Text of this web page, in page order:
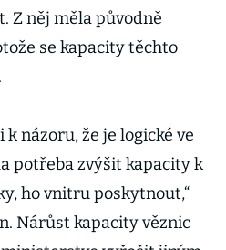
Z něj měla původně
se kapacity těchto
k názoru, že je logické ve
potřeba zvýšit kapacity k
ho vnitru poskytnout,“
Nárůst kapacity věznic